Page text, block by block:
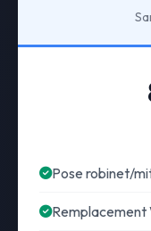
Pose robinet/
Remplacement